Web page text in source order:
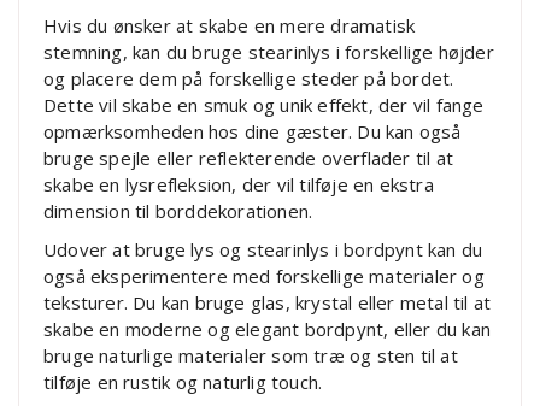
Hvis du ønsker at skabe en mere dramatisk
stemning, kan du bruge stearinlys i forskellige højder
og placere dem på forskellige steder på bordet.
Dette vil skabe en smuk og unik effekt, der vil fange
opmærksomheden hos dine gæster. Du kan også
bruge spejle eller reflekterende overflader til at
skabe en lysrefleksion, der vil tilføje en ekstra
dimension til borddekorationen.
Udover at bruge lys og stearinlys i bordpynt kan du
også eksperimentere med forskellige materialer og
teksturer. Du kan bruge glas, krystal eller metal til at
skabe en moderne og elegant bordpynt, eller du kan
bruge naturlige materialer som træ og sten til at
tilføje en rustik og naturlig touch.